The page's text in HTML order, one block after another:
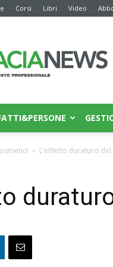
Corsi Libri Video
L’effetto duraturo